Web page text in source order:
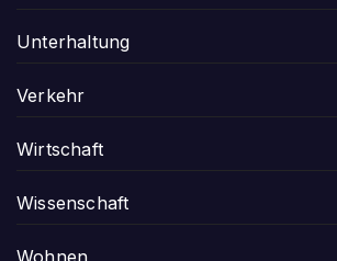
Unterhaltung
Verkehr
Wirtschaft
Wissenschaft
Wohnen